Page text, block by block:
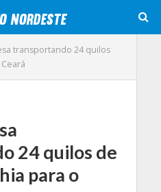
transportando 24 quilos
24 quilos de
para o